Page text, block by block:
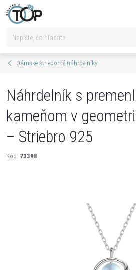
Prejsť
na
Dámske strieborné náhrdelníky
Náhrdelník s
kameňom v
– Striebro 925
Kód: 73398